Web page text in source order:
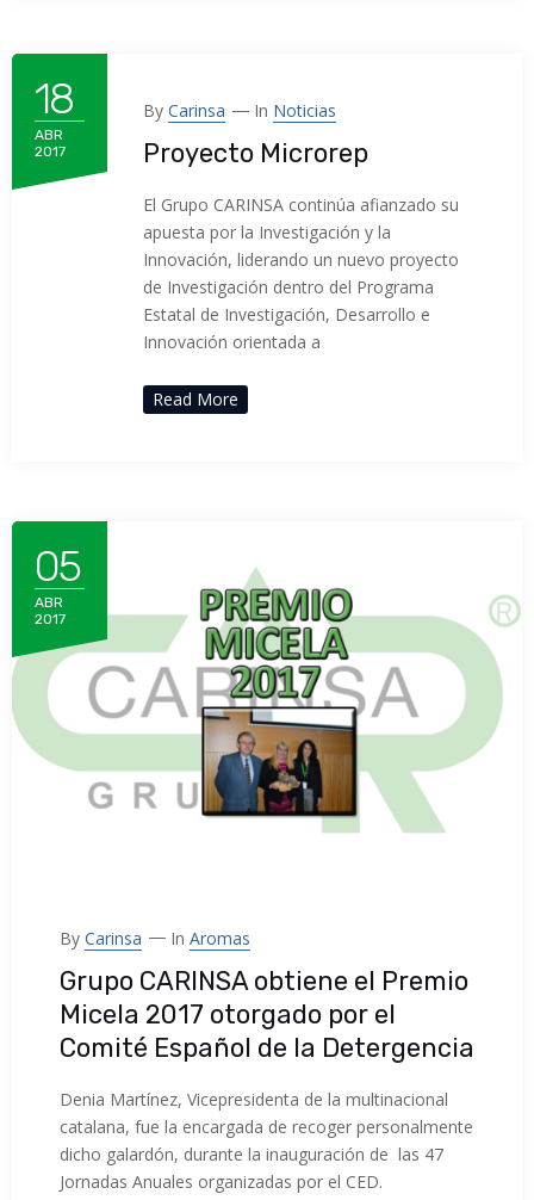
18
ABR
2017
By Carinsa In Noticias
Proyecto Microrep
El Grupo CARINSA continúa afianzado su
apuesta por la Investigación y la
Innovación, liderando un nuevo proyecto
de Investigación dentro del Programa
Estatal de Investigación, Desarrollo e
Innovación orientada a
Read More
05
ABR
2017
By Carinsa In Aromas
Grupo CARINSA obtiene el Premio
Micela 2017 otorgado por el
Comité Español de la Detergencia
Denia Martínez, Vicepresidenta de la multinacional
catalana, fue la encargada de recoger personalmente
dicho galardón, durante la inauguración de las 47
Jornadas Anuales organizadas por el CED.